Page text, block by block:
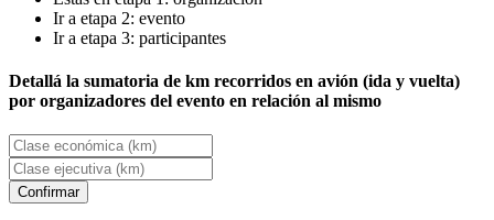
Ir a etapa 2: evento
Ir a etapa 3: participantes
Detallá la sumatoria de km recorridos en avión (ida y vuelta)
por organizadores del evento en relación al mismo
Confirmar